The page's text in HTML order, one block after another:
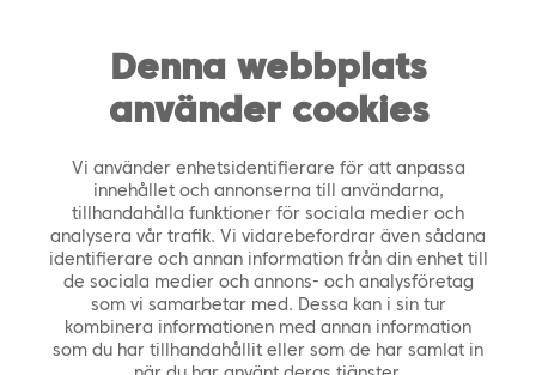
Denna webbplats
använder cookies
Vi använder enhetsidentifierare för att anpassa
innehållet och annonserna till användarna,
tillhandahålla funktioner för sociala medier och
analysera vår trafik. Vi vidarebefordrar även sådana
identifierare och annan information från din enhet till
de sociala medier och annons- och analysföretag
som vi samarbetar med. Dessa kan i sin tur
kombinera informationen med annan information
som du har tillhandahållit eller som de har samlat in
https://tiera.fi/name FI SV
Tiera Digital Färdplan